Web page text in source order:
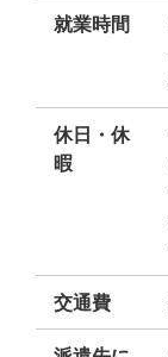
就業時間
休日・休
暇
交通費